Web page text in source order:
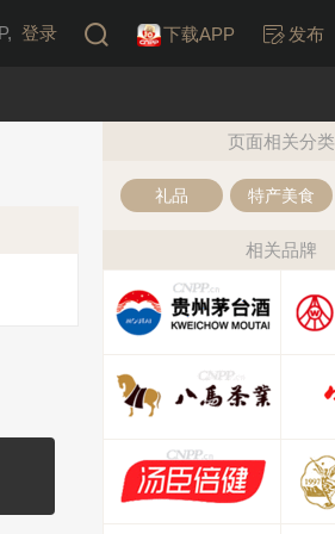
登录 下载APP 发布
页面相关分类
礼品 特产美食
相关品牌